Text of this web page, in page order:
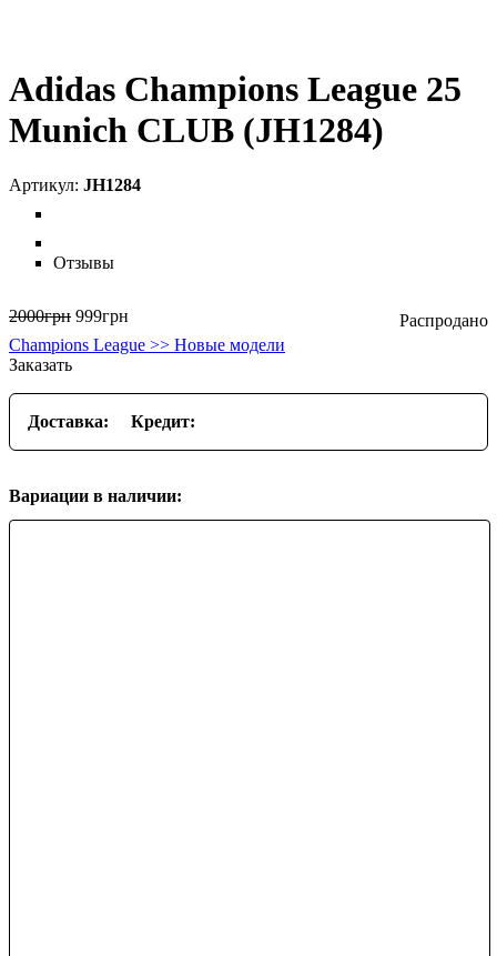
Adidas Champions League 25
Munich CLUB (JH1284)
JH1284
Отзывы
2000грн 999грн
Champions League >> Новые модели
Заказать
Доставка: Кредит:
Вариации в наличии: